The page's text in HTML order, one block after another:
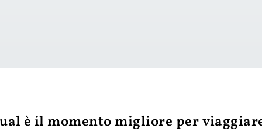
è il momento migliore per